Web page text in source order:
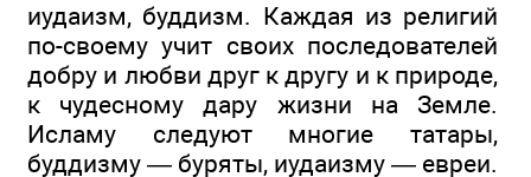
иудаизм, буддизм. Каждая из религий
по-своему учит своих последователей
добру и любви друг к другу и к природе,
к чудесному дару жизни на Земле.
Исламу следуют многие татары,
буддизму — буряты, иудаизму — евреи.